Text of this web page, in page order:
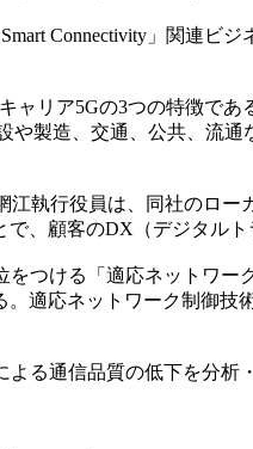
Connectivity」関連ビ
リア5Gの3つの特徴で
製造、交通、公共、流
執行役員は、同社のロー
、顧客のDX（デジタルト
ける「適応ネットワー
適応ネットワーク制御
る通信品質の低下を分析